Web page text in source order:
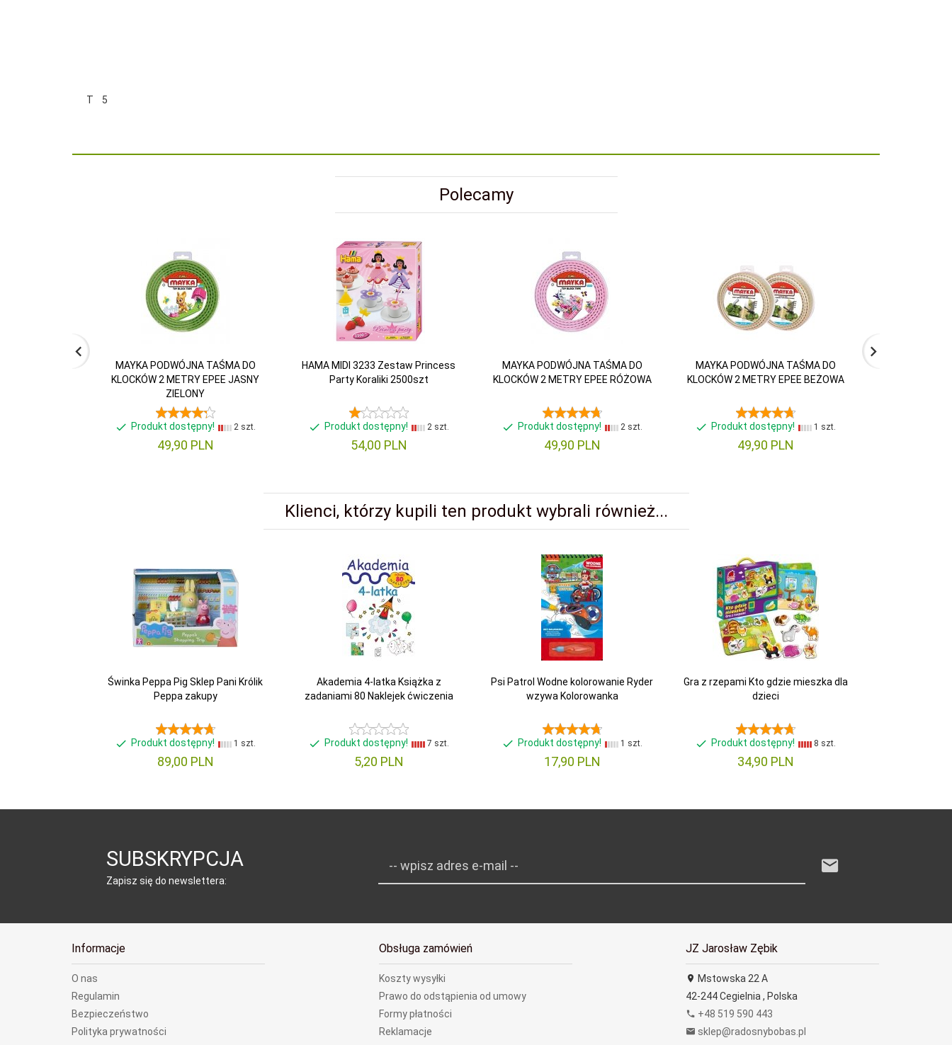
T 5
Polecamy
MAYKA PODWÓJNA TAŚMA DO
KLOCKÓW 2 METRY EPEE JASNY
ZIELONY
Produkt dostępny! 2 szt.
49,90 PLN
HAMA MIDI 3233 Zestaw Princess
Party Koraliki 2500szt
Produkt dostępny! 2 szt.
54,00 PLN
MAYKA PODWÓJNA TAŚMA DO
KLOCKÓW 2 METRY EPEE RÓŻOWA
Produkt dostępny! 2 szt.
49,90 PLN
MAYKA PODWÓJNA TAŚMA DO
KLOCKÓW 2 METRY EPEE BEŻOWA
Produkt dostępny! 1 szt.
49,90 PLN
Klienci, którzy kupili ten produkt wybrali również...
Świnka Peppa Pig Sklep Pani Królik
Peppa zakupy
Produkt dostępny! 1 szt.
89,00 PLN
Akademia 4-latka Książka z
zadaniami 80 Naklejek ćwiczenia
Produkt dostępny! 7 szt.
5,20 PLN
Psi Patrol Wodne kolorowanie Ryder
wzywa Kolorowanka
Produkt dostępny! 1 szt.
17,90 PLN
Gra z rzepami Kto gdzie mieszka dla
dzieci
Produkt dostępny! 8 szt.
34,90 PLN
SUBSKRYPCJA
Zapisz się do newslettera:
-- wpisz adres e-mail --
Informacje
O nas
Regulamin
Bezpieczeństwo
Polityka prywatności
Obsługa zamówień
Koszty wysyłki
Prawo do odstąpienia od umowy
Formy płatności
Reklamacje
JZ Jarosław Zębik
Mstowska 22 A
42-244Cegielnia , Polska
+48 519 590 443
sklep@radosnybobas.pl